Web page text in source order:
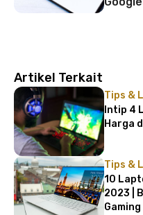
Artikel Terkait
Tips &
Intip 4
Harga
Tips &
10
2023 |
Gaming